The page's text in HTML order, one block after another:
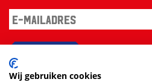
Wij gebruiken cookies